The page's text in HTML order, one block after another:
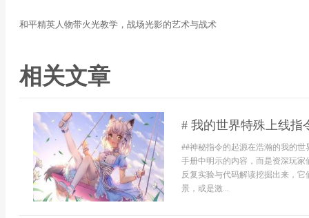
和平精英人物带火光教学，战场光影的艺术与战术
相关文章
# 我的世界特殊上线指
##神秘指令的起源在浩瀚的我的
手册中明示的内容，而是资深玩
反复实验与代码解读挖掘出来，
景，或是激...